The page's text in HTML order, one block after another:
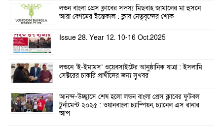
লন্ডন বাংলা প্রেস ক্লাবের সদস্য মিছবাহ জামালের মা হুসনে
আরা বেগমের ইন্তেকাল : ক্লাব নেতৃবৃন্দের শোক
Issue 28. Year 12. 10-16 Oct.2025
লন্ডনে ‘ই-ইমামস’ ওয়েবসাইটের আনুষ্ঠানিক যাত্রা : ইসলামি
সেক্টরের চাকরি প্রার্থীদের জন্য সুখবর
আনন্দ-উচ্ছ্বাসে শেষ হলো লন্ডন বাংলা প্রেস ক্লাবের ফুটবল
টুর্নামেন্ট ২০২৫ : ওয়ানবাংলা চ্যাম্পিয়ন, চ্যানেল এস রানার
আপ